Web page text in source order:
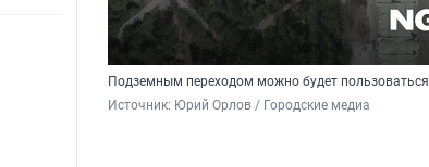
Подземным переходом можно будет пользоваться
Источник: Юрий Орлов / Городские медиа